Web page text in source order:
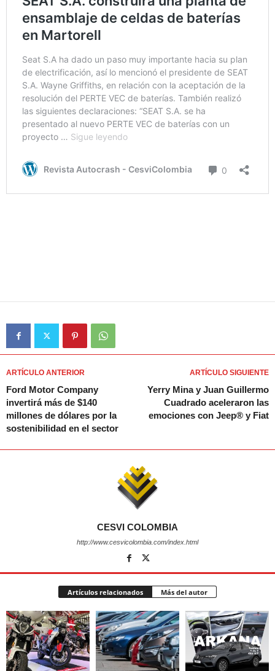
ARTÍCULO ANTERIOR
Ford Motor Company
invertirá más de $140
millones de dólares por la
sostenibilidad en el sector
ARTÍCULO SIGUIENTE
Yerry Mina y Juan Guillermo
Cuadrado aceleraron las
emociones con Jeep® y Fiat
CESVI COLOMBIA
http://www.cesvicolombia.com/index.html
Artículos relacionados Más del autor